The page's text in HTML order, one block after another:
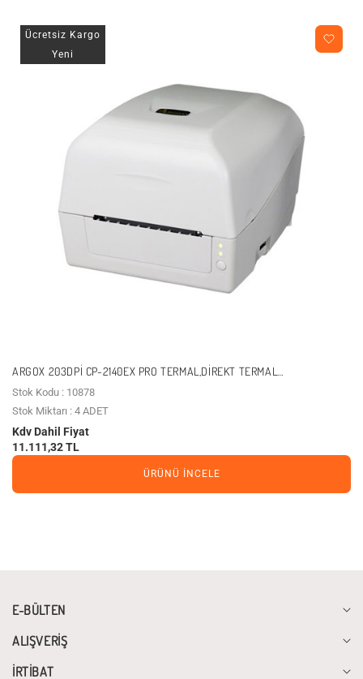
Ücretsiz Kargo
Yeni
ARGOX 203DPI CP-2140EX PRO TERMAL,DIREKT TERMAL
USB,SERI,ETHERNET BARKOD YAZICI
Stok Kodu : 10878
Stok Miktarı : 4 ADET
Kdv Dahil Fiyat
11.111,32 TL
ÜRÜNÜ İNCELE
E-BÜLTEN
ALIŞVERİŞ
İRTİBAT